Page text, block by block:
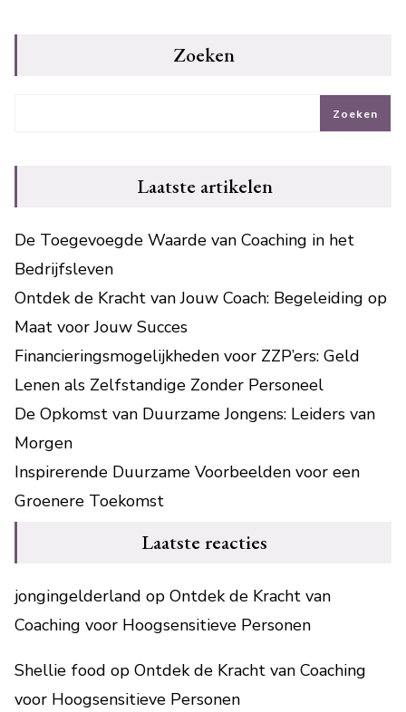
Zoeken
Zoeken
Laatste artikelen
De Toegevoegde Waarde van Coaching in het
Bedrijfsleven
Ontdek de Kracht van Jouw Coach: Begeleiding op
Maat voor Jouw Succes
Financieringsmogelijkheden voor ZZP’ers: Geld
Lenen als Zelfstandige Zonder Personeel
De Opkomst van Duurzame Jongens: Leiders van
Morgen
Inspirerende Duurzame Voorbeelden voor een
Groenere Toekomst
Laatste reacties
jongingelderland op Ontdek de Kracht van
Coaching voor Hoogsensitieve Personen
Shellie food op Ontdek de Kracht van Coaching
voor Hoogsensitieve Personen